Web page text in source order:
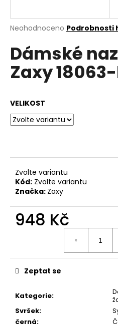
Průměrné
produktu
je
0,0
z
Neohodnoceno Podrobnosti
Dámské
Zaxy
VELIKOST
Zvolte variantu
Kód: Zvolte variantu
Značka: Zaxy
948 Kč
Kategorie:
Svršek:
černá:
Zeptat se
j
t
?
D
o
p
o
r
u
e
m
PRIMIGI
2418511